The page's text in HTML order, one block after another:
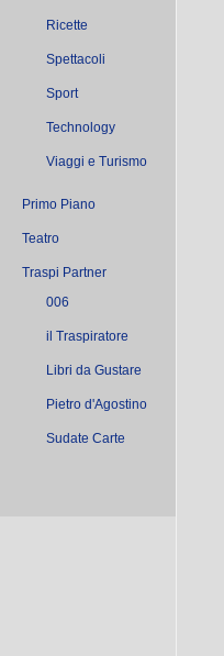
Ricette
Spettacoli
Sport
Technology
Viaggi e Turismo
Primo Piano
Teatro
Traspi Partner
006
il Traspiratore
Libri da Gustare
Pietro d'Agostino
Sudate Carte